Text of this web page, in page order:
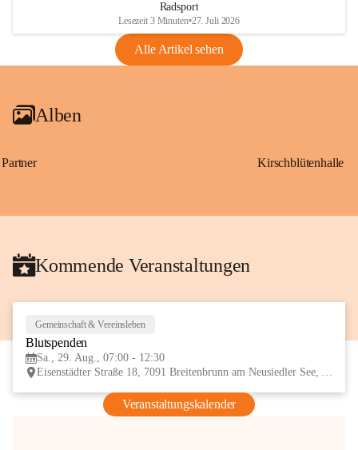
VBl. EU Nr. 18_2026
Radsport
Lesezeit 3 Minuten•27. Juli 2026
Alle Artikel sehen
Alben
Partner Kirschblütenhalle
Kommende Veranstaltungen
Gemeinschaft & Vereinsleben
Blutspenden
Sa., 29. Aug., 07:00 - 12:30
Eisenstädter Straße 18, 7091 Breitenbrunn am Neusiedler See, AUT
Veranstaltungskalender